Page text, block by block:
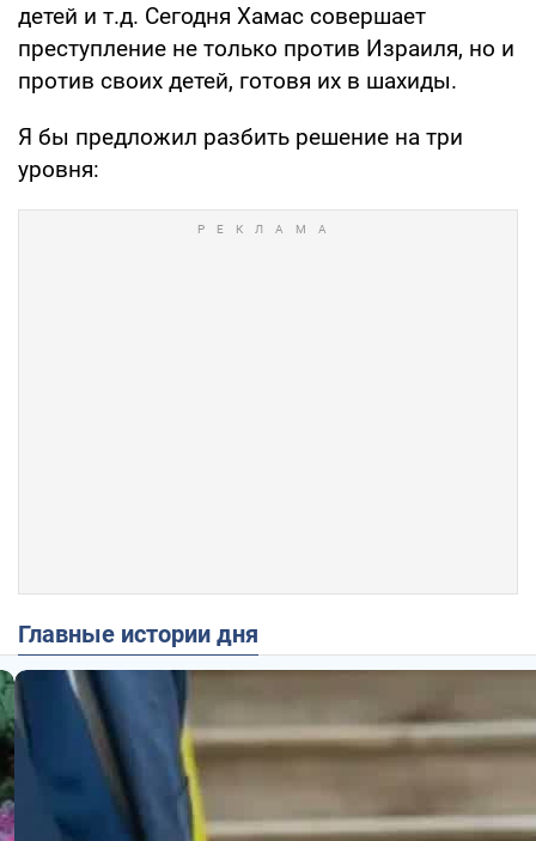
детей и т.д. Сегодня Хамас совершает
преступление не только против Израиля, но и
против своих детей, готовя их в шахиды.
Я бы предложил разбить решение на три
уровня:
Главные истории дня